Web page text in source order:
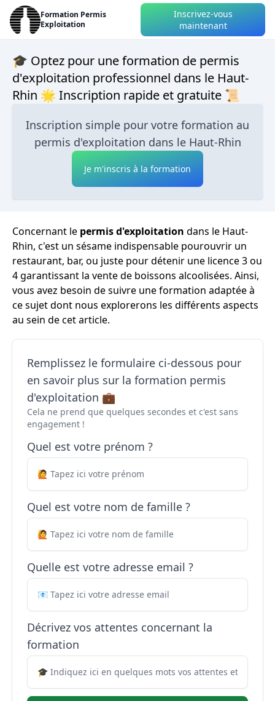
Formation Permis
Exploitation
Inscrivez-vous
maintenant
🎓 Optez pour une formation de permis
d'exploitation professionnel dans le Haut-
Rhin 🌟 Inscription rapide et gratuite 📜
Inscription simple pour votre formation au
permis d'exploitation dans le Haut-Rhin
Je m'inscris à la formation
Concernant le permis d'exploitation dans le Haut-
Rhin, c'est un sésame indispensable pourouvrir un
restaurant, bar, ou juste pour détenir une licence 3 ou
4 garantissant la vente de boissons alcoolisées. Ainsi,
vous avez besoin de suivre une formation adaptée à
ce sujet dont nous explorerons les différents aspects
au sein de cet article.
Remplissez le formulaire ci-dessous pour
en savoir plus sur la formation permis
d'exploitation 💼
Cela ne prend que quelques secondes et c'est sans
engagement !
Quel est votre prénom ?
Quel est votre nom de famille ?
Quelle est votre adresse email ?
Décrivez vos attentes concernant la
formation